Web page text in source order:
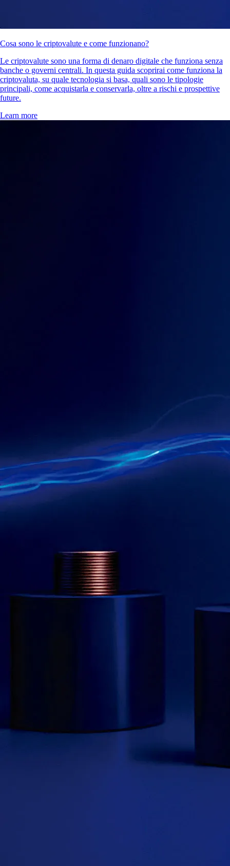
Cosa sono le criptovalute e come funzionano?
Le criptovalute sono una forma di denaro digitale che funziona senza
banche o governi centrali. In questa guida scoprirai come funziona la
criptovaluta, su quale tecnologia si basa, quali sono le tipologie
principali, come acquistarla e conservarla, oltre a rischi e prospettive
future.
Learn more